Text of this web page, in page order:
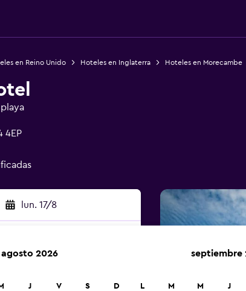
en Reino Unido Hoteles en Inglaterra Hoteles en Morecambe
4EP
lun. 17/8
agosto 2026
J V S D
septiembre
L M M J